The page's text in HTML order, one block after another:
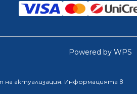
Powered by WPS
актуализация. Информацията в